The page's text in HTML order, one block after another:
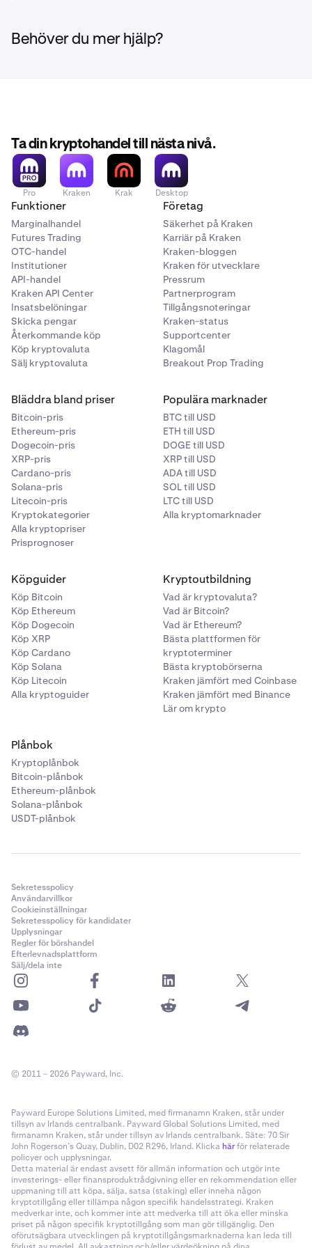
vissa begränsningar och kvalificeringskriterier.
Behöver du mer hjälp?
Ta din kryptohandel till nästa nivå.
Pro Kraken Krak Desktop
Funktioner
Marginalhandel
Futures Trading
OTC-handel
Institutioner
API-handel
Kraken API Center
Insatsbelöningar
Skicka pengar
Återkommande köp
Köp kryptovaluta
Sälj kryptovaluta
Företag
Säkerhet på Kraken
Karriär på Kraken
Kraken-bloggen
Kraken för utvecklare
Pressrum
Partnerprogram
Tillgångsnoteringar
Kraken-status
Supportcenter
Klagomål
Breakout Prop Trading
Bläddra bland priser
Bitcoin-pris
Ethereum-pris
Dogecoin-pris
XRP-pris
Cardano-pris
Solana-pris
Litecoin-pris
Kryptokategorier
Alla kryptopriser
Prisprognoser
Populära marknader
BTC till USD
ETH till USD
DOGE till USD
XRP till USD
ADA till USD
SOL till USD
LTC till USD
Alla kryptomarknader
Köpguider
Köp Bitcoin
Köp Ethereum
Köp Dogecoin
Köp XRP
Köp Cardano
Köp Solana
Köp Litecoin
Alla kryptoguider
Kryptoutbildning
Vad är kryptovaluta?
Vad är Bitcoin?
Vad är Ethereum?
Bästa plattformen för
kryptoterminer
Bästa kryptobörserna
Kraken jämfört med Coinbase
Kraken jämfört med Binance
Lär om krypto
Plånbok
Kryptoplånbok
Bitcoin-plånbok
Ethereum-plånbok
Solana-plånbok
USDT-plånbok
Sekretesspolicy
Användarvillkor
Cookieinställningar
Sekretesspolicy för kandidater
Upplysningar
Regler för börshandel
Efterlevnadsplattform
Sälj/dela inte
© 2011 – 2026 Payward, Inc.
Payward Europe Solutions Limited, med firmanamn Kraken, står under
tillsyn av Irlands centralbank. Payward Global Solutions Limited, med
firmanamn Kraken, står under tillsyn av Irlands centralbank. Säte: 70 Sir
John Rogerson’s Quay, Dublin, D02 R296, Irland. Klicka härför relaterade
policyer och upplysningar.
Detta material är endast avsett för allmän information och utgör inte
investerings- eller finansproduktrådgivning eller en rekommendation eller
uppmaning till att köpa, sälja, satsa (staking) eller inneha någon
kryptotillgång eller tillämpa någon specifik handelsstrategi. Kraken
medverkar inte, och kommer inte att medverka till att öka eller minska
priset på någon specifik kryptotillgång som man gör tillgänglig. Den
oförutsägbara utvecklingen på kryptotillgångsmarknaderna kan leda till